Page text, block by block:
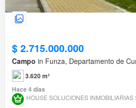
$ 2.715.000.000
Campo in Funza, Departamento de
3.620 m²
Hace 4 días
HOUSE SOLUCIONES INMOBILIARIAS